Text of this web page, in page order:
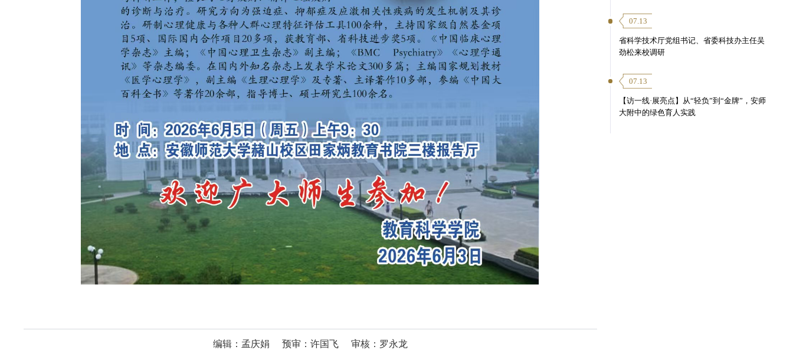
编辑：孟庆娟 预审：许国飞 审核：罗永龙
07.13
省科学技术厅党组书记、省委科技办主任吴
劲松来校调研
07.13
【访一线·展亮点】从“轻负”到“金牌”，安师
大附中的绿色育人实践